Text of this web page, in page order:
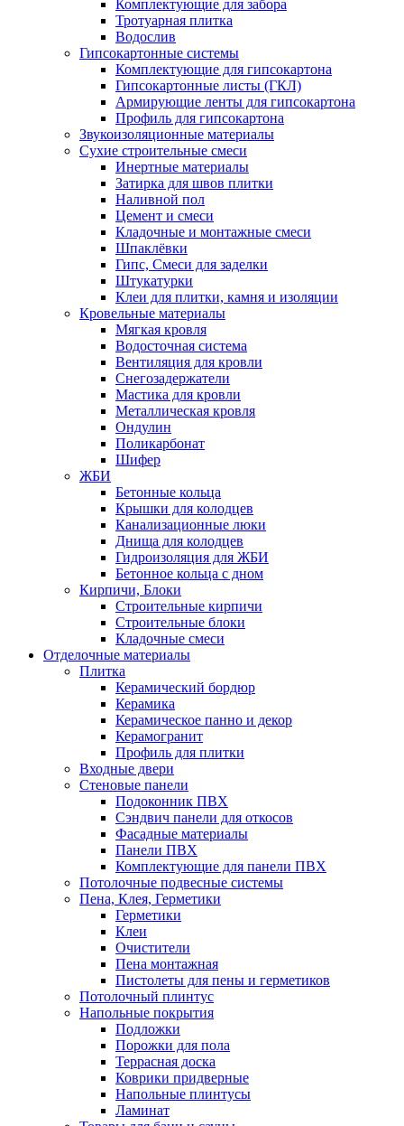
Комплектующие для забора
Тротуарная плитка
Водослив
Гипсокартонные системы
Комплектующие для гипсокартона
Гипсокартонные листы (ГКЛ)
Армирующие ленты для гипсокартона
Профиль для гипсокартона
Звукоизоляционные материалы
Сухие строительные смеси
Инертные материалы
Затирка для швов плитки
Наливной пол
Цемент и смеси
Кладочные и монтажные смеси
Шпаклёвки
Гипс, Смеси для заделки
Штукатурки
Клеи для плитки, камня и изоляции
Кровельные материалы
Мягкая кровля
Водосточная система
Вентиляция для кровли
Снегозадержатели
Мастика для кровли
Металлическая кровля
Ондулин
Поликарбонат
Шифер
ЖБИ
Бетонные кольца
Крышки для колодцев
Канализационные люки
Днища для колодцев
Гидроизоляция для ЖБИ
Бетонное кольца с дном
Кирпичи, Блоки
Строительные кирпичи
Строительные блоки
Кладочные смеси
Отделочные материалы
Плитка
Керамический бордюр
Керамика
Керамическое панно и декор
Керамогранит
Профиль для плитки
Входные двери
Стеновые панели
Подоконник ПВХ
Сэндвич панели для откосов
Фасадные материалы
Панели ПВХ
Комплектующие для панели ПВХ
Потолочные подвесные системы
Пена, Клея, Герметики
Герметики
Клеи
Очистители
Пена монтажная
Пистолеты для пены и герметиков
Потолочный плинтус
Напольные покрытия
Подложки
Порожки для пола
Террасная доска
Коврики придверные
Напольные плинтусы
Ламинат